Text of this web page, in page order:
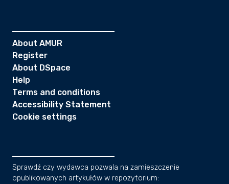
About AMUR
Register
About DSpace
Help
Terms and conditions
Accessibility Statement
Cookie settings
Sprawdź czy wydawca pozwala na zamieszczenie
opublikowanych artykułów w repozytorium: